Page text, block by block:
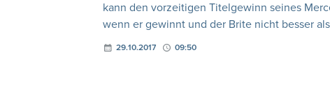
kann den vorzeitigen Titelgewinn seines
wenn er gewinnt und der Brite nicht besser
29.10.2017 09:50